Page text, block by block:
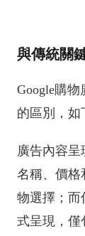
與傳統關
Google購
的區別，如
廣告內容呈
名稱、價格
物選擇；而
式呈現，僅